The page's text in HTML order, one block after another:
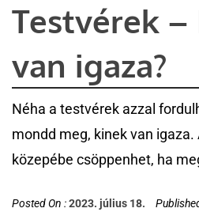
Testvérek –
van igaza?
Néha a testvérek azzal
mondd meg, kinek van igaza.
közepébe csöppenhet, ha
Posted On :2023. július 18.